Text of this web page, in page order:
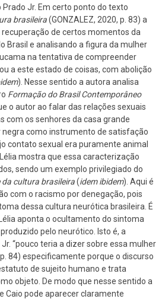
Prado Jr. Em certo ponto do texto
brasileira(GONZALEZ, 2020, p. 83) a
de certos momentos da
Brasil e analisando a figura da mulher
na tentativa de compreender
a este estado de coisas, com abolição
). Nesse sentido a autora analisa
Formação do Brasil Contemporâneo
o autor ao falar das relações sexuais
com os senhores da casa grande
como instrumento de satisfação
contato sexual era puramente animal
mostra que essa caracterização
sendo um exemplo privilegiado do
da cultura brasileira(idem ibidem). Aqui é
com o racismo por denegação, pois
dessa cultura neurótica brasileira. É
aponta o ocultamento do sintoma
pelo neurótico. Isto é, a
“pouco teria a dizer sobre essa mulher
84) especificamente porque o discurso
de sujeito humano e trata
objeto. De modo que nesse sentido a
Caio pode aparecer claramente